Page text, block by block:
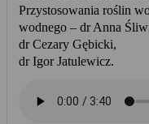
Przystosowania roślin
wodnego – dr Anna
dr Cezary Gębicki,
dr Igor Jatulewicz.